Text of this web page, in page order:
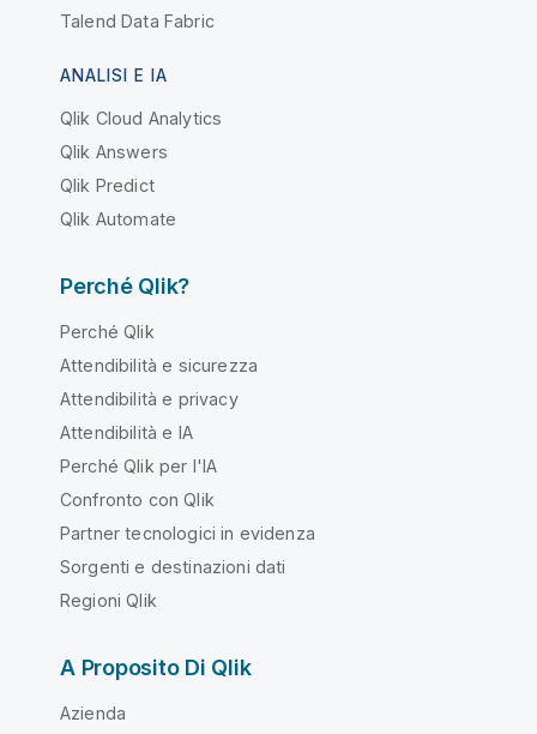
Talend Data Fabric
ANALISI E IA
Qlik Cloud Analytics
Qlik Answers
Qlik Predict
Qlik Automate
Perché Qlik?
Perché Qlik
Attendibilità e sicurezza
Attendibilità e privacy
Attendibilità e IA
Perché Qlik per l'IA
Confronto con Qlik
Partner tecnologici in evidenza
Sorgenti e destinazioni dati
Regioni Qlik
A Proposito Di Qlik
Azienda